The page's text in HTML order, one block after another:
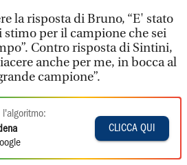
la risposta di Bruno, “E' stato
stimo per il campione che sei
Contro risposta di Sintini,
anche per me, in bocca al
campione”.
l'algoritmo:
CLICCA QUI